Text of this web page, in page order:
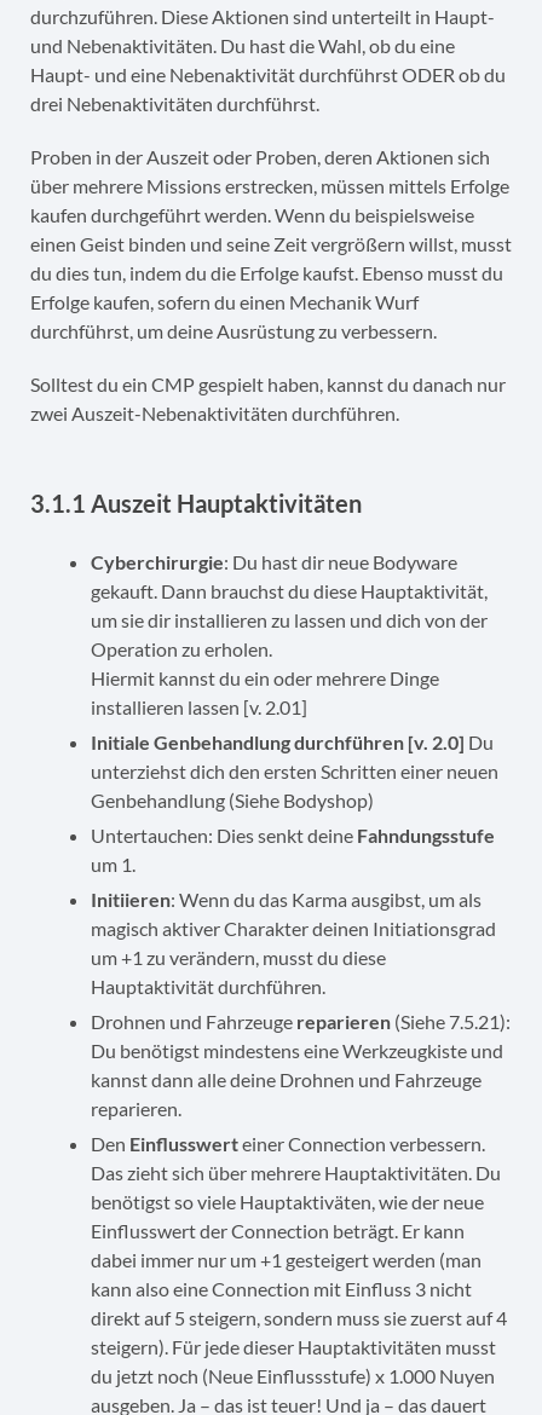
durchzuführen. Diese Aktionen sind unterteilt in Haupt-
und Nebenaktivitäten. Du hast die Wahl, ob du eine
Haupt- und eine Nebenaktivität durchführst ODER ob du
drei Nebenaktivitäten durchführst.
Proben in der Auszeit oder Proben, deren Aktionen sich
über mehrere Missions erstrecken, müssen mittels Erfolge
kaufen durchgeführt werden. Wenn du beispielsweise
einen Geist binden und seine Zeit vergrößern willst, musst
du dies tun, indem du die Erfolge kaufst. Ebenso musst du
Erfolge kaufen, sofern du einen Mechanik Wurf
durchführst, um deine Ausrüstung zu verbessern.
Solltest du ein CMP gespielt haben, kannst du danach nur
zwei Auszeit-Nebenaktivitäten durchführen.
3.1.1 Auszeit Hauptaktivitäten
Cyberchirurgie: Du hast dir neue Bodyware
gekauft. Dann brauchst du diese Hauptaktivität,
um sie dir installieren zu lassen und dich von der
Operation zu erholen.
Hiermit kannst du ein oder mehrere Dinge
installieren lassen [v. 2.01]
Initiale Genbehandlung durchführen [v. 2.0] Du
unterziehst dich den ersten Schritten einer neuen
Genbehandlung (Siehe Bodyshop)
Untertauchen: Dies senkt deine Fahndungsstufe
um 1.
Initiieren: Wenn du das Karma ausgibst, um als
magisch aktiver Charakter deinen Initiationsgrad
um +1 zu verändern, musst du diese
Hauptaktivität durchführen.
Drohnen und Fahrzeuge reparieren (Siehe 7.5.21):
Du benötigst mindestens eine Werkzeugkiste und
kannst dann alle deine Drohnen und Fahrzeuge
reparieren.
Den Einflusswerteiner Connection verbessern.
Das zieht sich über mehrere Hauptaktivitäten. Du
benötigst so viele Hauptaktiväten, wie der neue
Einflusswert der Connection beträgt. Er kann
dabei immer nur um +1 gesteigert werden (man
kann also eine Connection mit Einfluss 3 nicht
direkt auf 5 steigern, sondern muss sie zuerst auf 4
steigern). Für jede dieser Hauptaktivitäten musst
du jetzt noch (Neue Einflussstufe) x 1.000 Nuyen
ausgeben. Ja – das ist teuer! Und ja – das dauert